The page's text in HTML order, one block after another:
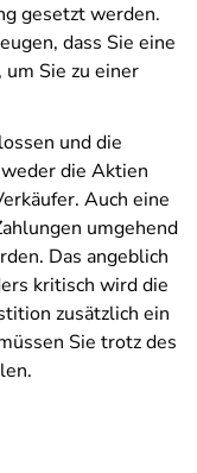
gesetzt werden.
dass Sie eine
Sie zu einer
und die
die Aktien
Auch eine
umgehend
Das angeblich
kritisch wird die
zusätzlich ein
Sie trotz des